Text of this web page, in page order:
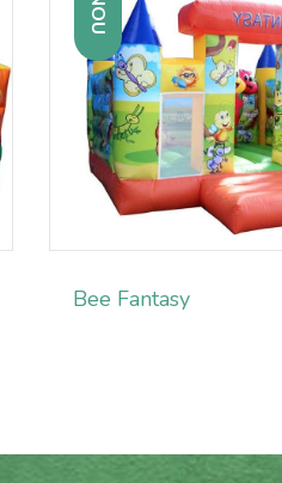
NOU
Bee Fantasy